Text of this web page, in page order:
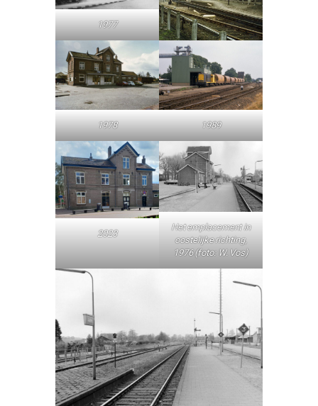
1977
1978 1989
2023
Het emplacement in
oostelijke richting,
1976 (foto: W. Vos)